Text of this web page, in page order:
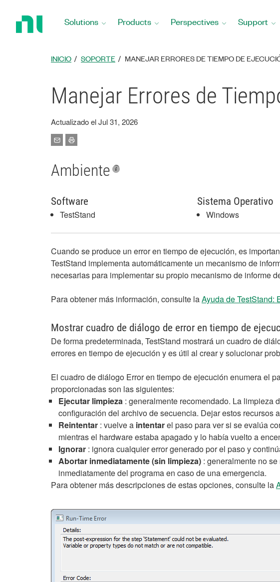
Solutions Products Perspectives Support
INICIO SOPORTE MANEJAR ERRORES DE TIEMPO DE
Manejar Errores de
Actualizado el Jul 31, 2026
Ambiente
Software
TestStand
Sistema Operativo
Windows
Cuando se produce un error en tiempo de ejecución, es
TestStand implementa automáticamente un mecanismo de
necesarias para implementar su propio mecanismo de informe
Para obtener más información, consulte laAyuda de TestStand:
Mostrar cuadro de diálogo de error en tiempo de
De forma predeterminada, TestStand mostrará un cuadro de
errores en tiempo de ejecución y es útil al crear y solucionar
El cuadro de diálogo Error en tiempo de ejecución enumera el
proporcionadas son las siguientes:
Ejecutar limpieza : generalmente recomendado. La limpieza
configuración del archivo de secuencia. Dejar estos recursos
Reintentar : vuelve a intentarel paso para ver si se evalúa
mientras el hardware estaba apagado y lo había vuelto a
Ignorar : ignora cualquier error generado por el paso y
Abortar inmediatamente (sin limpieza) : generalmente no
inmediatamente del programa en caso de una emergencia.
Para obtener más descripciones de estas opciones, consulte la